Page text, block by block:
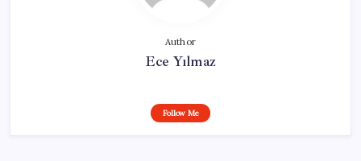
Author
Ece Yılmaz
Follow Me